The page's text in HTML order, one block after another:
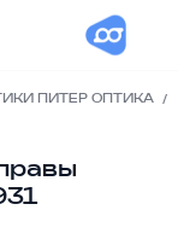
ПИТЕР ОПТИКА